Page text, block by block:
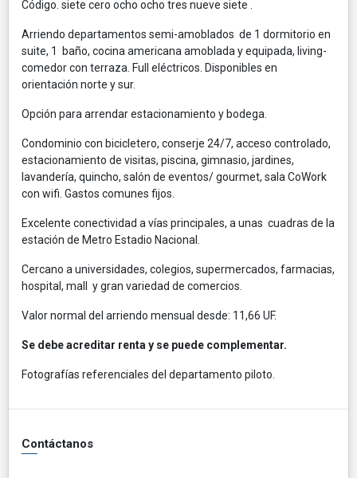
Código. siete cero ocho ocho tres nueve siete .
Arriendo departamentos semi-amoblados de 1 dormitorio en
suite, 1 baño, cocina americana amoblada y equipada, living-
comedor con terraza. Full eléctricos. Disponibles en
orientación norte y sur.
Opción para arrendar estacionamiento y bodega.
Condominio con bicicletero, conserje 24/7, acceso controlado,
estacionamiento de visitas, piscina, gimnasio, jardines,
lavandería, quincho, salón de eventos/ gourmet, sala CoWork
con wifi. Gastos comunes fijos.
Excelente conectividad a vías principales, a unas cuadras de la
estación de Metro Estadio Nacional.
Cercano a universidades, colegios, supermercados, farmacias,
hospital, mall y gran variedad de comercios.
Valor normal del arriendo mensual desde: 11,66 UF.
Se debe acreditar renta y se puede complementar.
Fotografías referenciales del departamento piloto.
Contáctanos